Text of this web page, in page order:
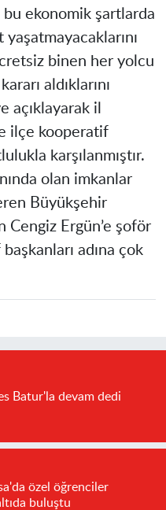
bu ekonomik şartlarda
binen her yolcu
aldıklarını
açıklayarak il
ilçe kooperatif
karşılanmıştır.
olan imkanlar
Büyükşehir
Cengiz Ergün’e şoför
adına çok
Batur'la devam dedi
özel öğrenciler
buluştu